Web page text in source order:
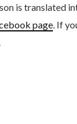
is translated
page . If